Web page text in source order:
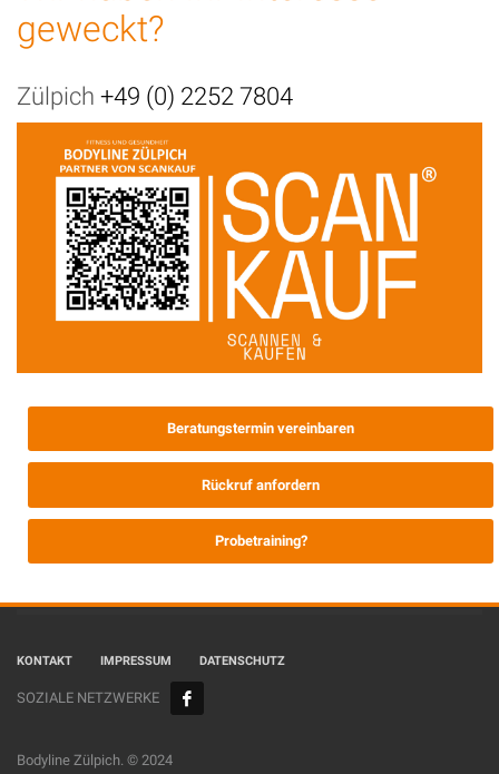
geweckt?
Zülpich +49 (0) 2252 7804
Beratungstermin vereinbaren
Rückruf anfordern
Probetraining?
KONTAKT IMPRESSUM DATENSCHUTZ
SOZIALE NETZWERKE
Bodyline Zülpich. © 2024